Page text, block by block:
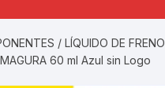
/LÍQUIDO DE FRENO
60 ml Azul sin Logo